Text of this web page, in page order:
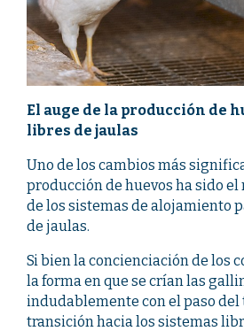
El auge de la producción de
libres de jaulas
Uno de los cambios más
producción de huevos ha sido
de los sistemas de alojamiento
de jaulas.
Si bien la concienciación de los
la forma en que se crían las
indudablemente con el paso del
transición hacia los sistemas